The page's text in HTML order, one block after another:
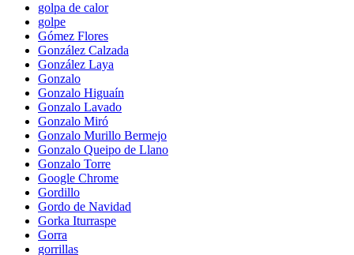
golpa de calor
golpe
Gómez Flores
González Calzada
González Laya
Gonzalo
Gonzalo Higuaín
Gonzalo Lavado
Gonzalo Miró
Gonzalo Murillo Bermejo
Gonzalo Queipo de Llano
Gonzalo Torre
Google Chrome
Gordillo
Gordo de Navidad
Gorka Iturraspe
Gorra
gorrillas